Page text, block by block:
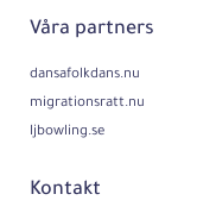
Våra partners
dansafolkdans.nu
migrationsratt.nu
ljbowling.se
Kontakt